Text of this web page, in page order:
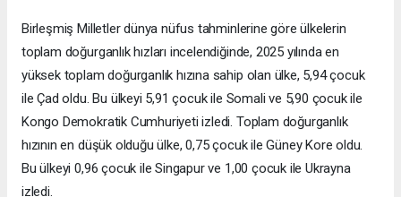
Birleşmiş Milletler dünya nüfus tahminlerine göre ülkelerin
toplam doğurganlık hızları incelendiğinde, 2025 yılında en
yüksek toplam doğurganlık hızına sahip olan ülke, 5,94 çocuk
ile Çad oldu. Bu ülkeyi 5,91 çocuk ile Somali ve 5,90 çocuk ile
Kongo Demokratik Cumhuriyeti izledi. Toplam doğurganlık
hızının en düşük olduğu ülke, 0,75 çocuk ile Güney Kore oldu.
Bu ülkeyi 0,96 çocuk ile Singapur ve 1,00 çocuk ile Ukrayna
izledi.